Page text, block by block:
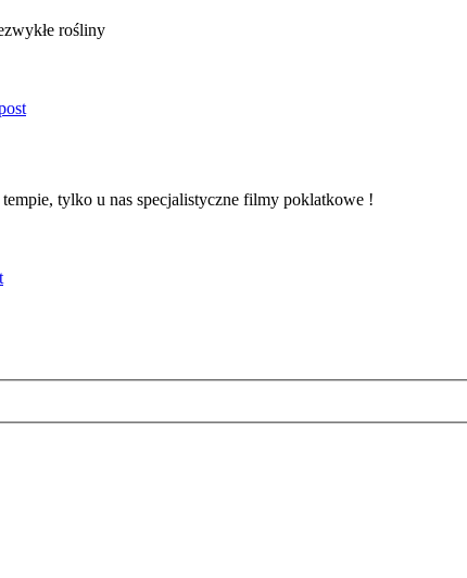
rośliny
tylko u nas specjalistyczne filmy poklatkowe !